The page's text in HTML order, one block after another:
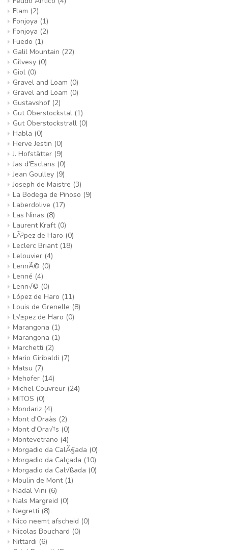
Flam (2)
Fonjoya (1)
Fonjoya (2)
Fuedo (1)
Galil Mountain (22)
Gilvesy (0)
Giol (0)
Gravel and Loam (0)
Gravel and Loam (0)
Gustavshof (2)
Gut Oberstockstal (1)
Gut Oberstockstrall (0)
Habla (0)
Herve Jestin (0)
J. Hofstätter (9)
Jas d'Esclans (0)
Jean Goulley (9)
Joseph de Maistre (3)
La Bodega de Pinoso (9)
Laberdolive (17)
Las Ninas (8)
Laurent Kraft (0)
LÃ³pez de Haro (0)
Leclerc Briant (18)
Lelouvier (4)
LennÃ© (0)
Lenné (4)
Lenn√© (0)
López de Haro (11)
Louis de Grenelle (8)
L√≥pez de Haro (0)
Marangona (1)
Marangona (1)
Marchetti (2)
Mario Giribaldi (7)
Matsu (7)
Mehofer (14)
Michel Couvreur (24)
MITOS (0)
Mondariz (4)
Mont d'Oraàs (2)
Mont d'Ora√†s (0)
Montevetrano (4)
Morgadio da CalÃ§ada (0)
Morgadio da Calçada (10)
Morgadio da Cal√ßada (0)
Moulin de Mont (1)
Nadal Vini (6)
Nals Margreid (0)
Negretti (8)
Nico neemt afscheid (0)
Nicolas Bouchard (0)
Nittardi (6)